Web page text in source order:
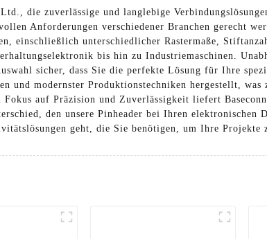
die zuverlässige und langlebige
Anforderungen verschiedener Branchen gerecht
unterschiedlicher Rastermaße,
bis hin zu Industriemaschinen.
sicher, dass Sie die perfekte Lösung für Ihre
und modernster Produktionstechniken hergestellt,
auf Präzision und Zuverlässigkeit liefert
den unsere Pinheader bei Ihren elektronischen
geht, die Sie benötigen, um Ihre Projekte